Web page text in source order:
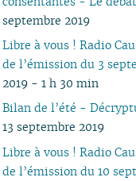
03
02
05
01
05
01
02
septembre 2019
Libre à vous ! Radio
de l’émission du 3
2019 - 1 h 30 min
Bilan de l’été -
13 septembre 2019
Libre à vous ! Radio
de l’émission du 10